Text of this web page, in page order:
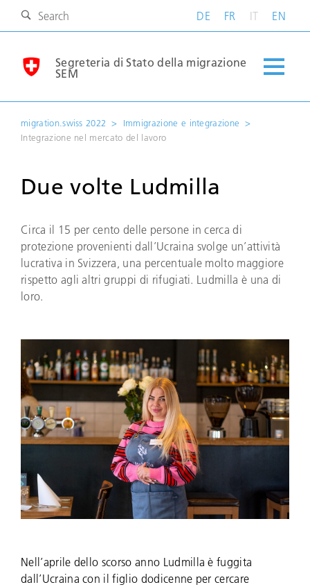
DE FR IT EN
Segreteria di Stato della migrazione
SEM
migration.swiss 2022
Immigrazione e integrazione
Integrazione nel mercato del lavoro
Due volte Ludmilla
Circa il 15 per cento delle persone in cerca di
protezione provenienti dall’Ucraina svolge un’attività
lucrativa in Svizzera, una percentuale molto maggiore
rispetto agli altri gruppi di rifugiati. Ludmilla è una di
loro.
Nell’aprile dello scorso anno Ludmilla è fuggita
dall’Ucraina con il figlio dodicenne per cercare